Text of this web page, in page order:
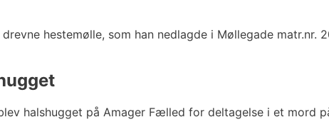
hestemølle, som han nedlagde i Møllegade matr.nr.
halshugget på Amager Fælled for deltagelse i et mord